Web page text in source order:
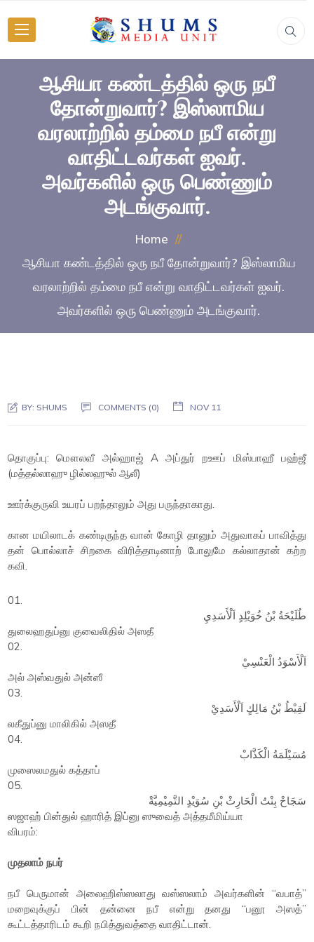
ஆசியா கண்டத்தில் ஒரு நபீ
தோன்றுவார்? இஸ்லாமிய
வரலாற்றில் தம்மை நபீ என்று
வாதிட்டவர்கள் ஐவர்.
அவர்களில் ஒரு பெண்ணும்
அடங்குவார்.
Home
ஆசியா கண்டத்தில் ஒரு நபீ தோன்றுவார்? இஸ்லாமிய
வரலாற்றில் தம்மை நபீ என்று வாதிட்டவர்கள் ஐவர்.
அவர்களில் ஒரு பெண்ணும் அடங்குவார்.
BY: SHUMS COMMENTS (0) NOV 11
தொகுப்பு: மௌலவீ அல்ஹாஜ் A அப்துர் றஊப் மிஸ்பாஹீ பஹ்ஜீ
(மத்தல்லாஹு ழில்லஹுல் ஆலீ)
ஊர்க்குருவி உயரப் பறந்தாலும் அது பருந்தாகாது.
கான மயிலாடக் கண்டிருந்த வான் கோழி தானும் அதுவாகப் பாவித்து
தன் பொல்லாச் சிறகை விரித்தாடினாற் போலுமே கல்லாதான் கற்ற
கவி.
01.
طُلَيْحَةُ بْنُ خُوَيْلِدٍ اَلْأَسَدِيِ
துலைஹதுப்னு குவைலிதில் அஸதீ
02.
اَلْأَسْوَدُ الْعَنْسِيْ
அல் அஸ்வதுல் அன்ஸீ
03.
لَقِيْطُ بْنُ مَالِكٍ اَلْأَسَدِيْ
லகீதுப்னு மாலிகில் அஸதீ
04.
مُسَيْلَمَةُ الْكَذَّابْ
முஸைலமதுல் கத்தாப்
05.
سَجَاحْ بِنْتُ الْحَارِثْ بْنِ سُوَيْدٍ التَّمِيْمِيَّةْ
ஸஜாஹ் பின்துல் ஹாரித் இப்னு ஸுவைத் அத்தமீமிய்யா
விபரம்:
முதலாம் நபர்
நபீ பெருமான் அலைஹிஸ்ஸலாது வஸ்ஸலாம் அவர்களின் “வபாத்”
மறைவுக்குப் பின் தன்னை நபீ என்று தனது “பனூ அஸத்”
கூட்டத்தாரிடம் கூறி நபித்துவத்தை வாதிட்டான்.